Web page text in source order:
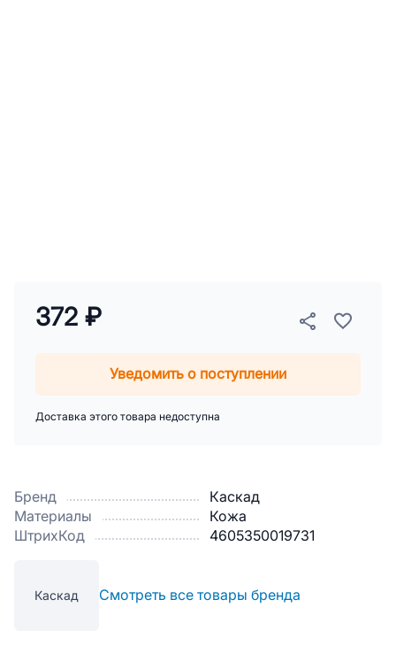
Бренд
Каскад
Материалы
Кожа
ШтрихКод
4605350019731
Каскад Смотреть все товары бренда
372 ₽
Уведомить о поступлении
Доставка этого товара недоступна